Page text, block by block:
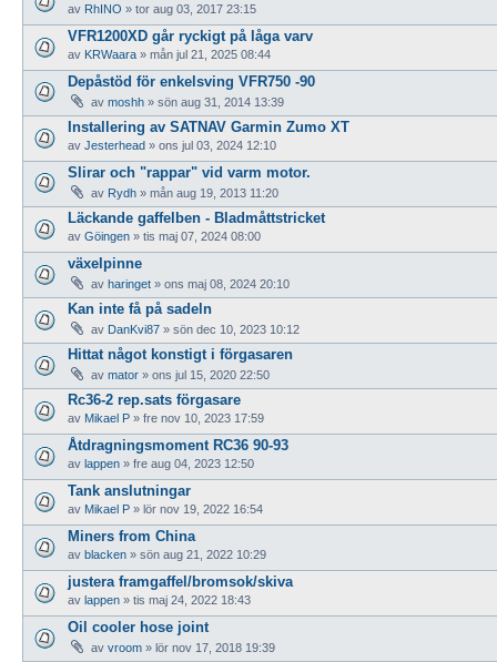
av RhINO » tor aug 03, 2017 23:15
VFR1200XD går ryckigt på låga varv
av KRWaara » mån jul 21, 2025 08:44
Depåstöd för enkelsving VFR750 -90
av moshh » sön aug 31, 2014 13:39
Installering av SATNAV Garmin Zumo XT
av Jesterhead » ons jul 03, 2024 12:10
Slirar och "rappar" vid varm motor.
av Rydh » mån aug 19, 2013 11:20
Läckande gaffelben - Bladmåttstricket
av Göingen » tis maj 07, 2024 08:00
växelpinne
av haringet » ons maj 08, 2024 20:10
Kan inte få på sadeln
av DanKvi87 » sön dec 10, 2023 10:12
Hittat något konstigt i förgasaren
av mator » ons jul 15, 2020 22:50
Rc36-2 rep.sats förgasare
av Mikael P » fre nov 10, 2023 17:59
Åtdragningsmoment RC36 90-93
av lappen » fre aug 04, 2023 12:50
Tank anslutningar
av Mikael P » lör nov 19, 2022 16:54
Miners from China
av blacken » sön aug 21, 2022 10:29
justera framgaffel/bromsok/skiva
av lappen » tis maj 24, 2022 18:43
Oil cooler hose joint
av vroom » lör nov 17, 2018 19:39